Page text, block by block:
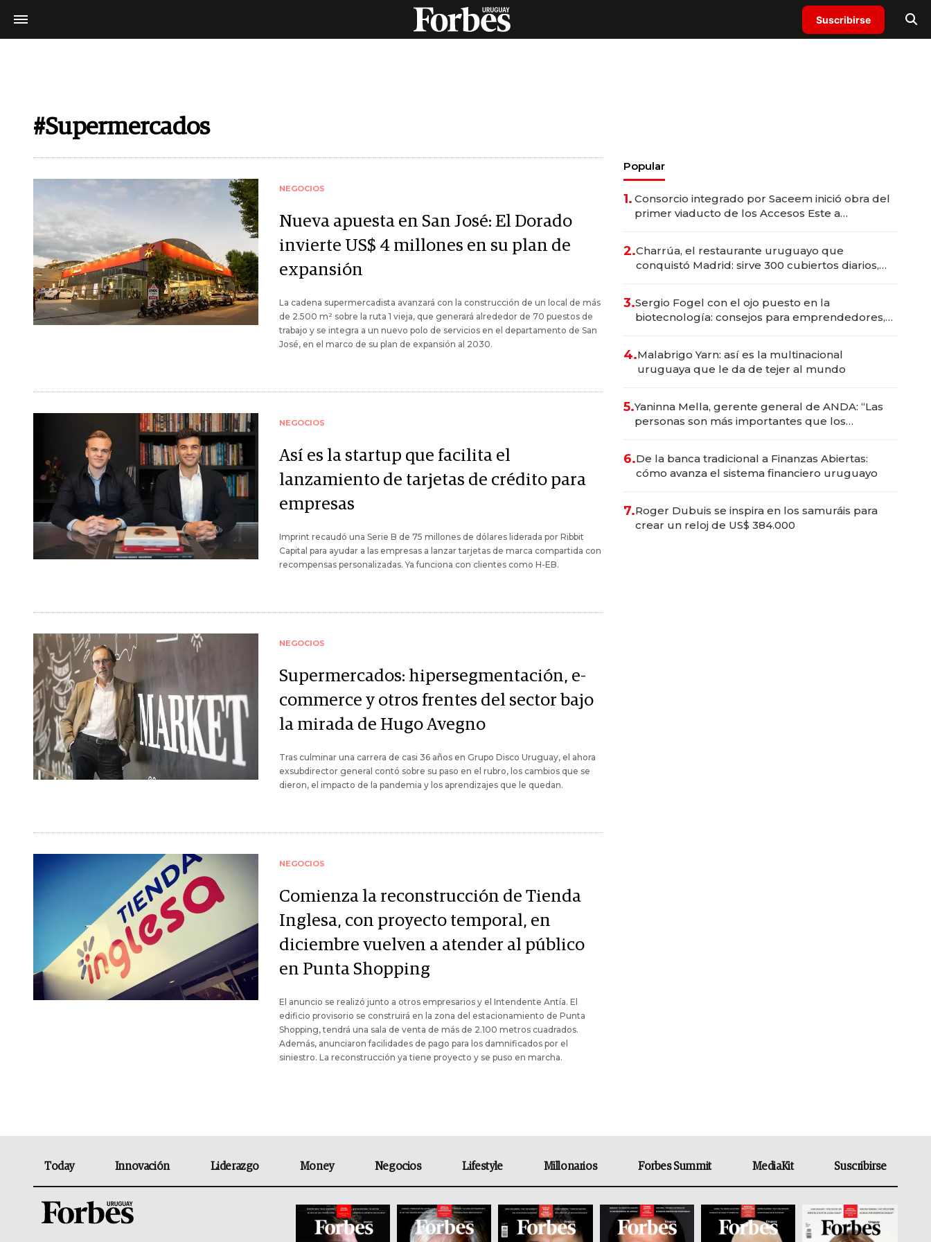
Suscribirse
#Supermercados
NEGOCIOS
Nueva apuesta en San José: El Dorado
invierte US$ 4 millones en su plan de
expansión
La cadena supermercadista avanzará con la construcción de un local de más
de 2.500 m² sobre la ruta 1 vieja, que generará alrededor de 70 puestos de
trabajo y se integra a un nuevo polo de servicios en el departamento de San
José, en el marco de su plan de expansión al 2030.
NEGOCIOS
Así es la startup que facilita el
lanzamiento de tarjetas de crédito para
empresas
Imprint recaudó una Serie B de 75 millones de dólares liderada por Ribbit
Capital para ayudar a las empresas a lanzar tarjetas de marca compartida con
recompensas personalizadas. Ya funciona con clientes como H-EB.
NEGOCIOS
Supermercados: hipersegmentación, e-
commerce y otros frentes del sector bajo
la mirada de Hugo Avegno
Tras culminar una carrera de casi 36 años en Grupo Disco Uruguay, el ahora
exsubdirector general contó sobre su paso en el rubro, los cambios que se
dieron, el impacto de la pandemia y los aprendizajes que le quedan.
NEGOCIOS
Comienza la reconstrucción de Tienda
Inglesa, con proyecto temporal, en
diciembre vuelven a atender al público
en Punta Shopping
El anuncio se realizó junto a otros empresarios y el Intendente Antía. El
edificio provisorio se construirá en la zona del estacionamiento de Punta
Shopping, tendrá una sala de venta de más de 2.100 metros cuadrados.
Además, anunciaron facilidades de pago para los damnificados por el
siniestro. La reconstrucción ya tiene proyecto y se puso en marcha.
Popular
1. Consorcio integrado por Saceem inició obra del
primer viaducto de los Accesos Este a
2.Charrúa, el restaurante uruguayo que
conquistó Madrid: sirve 300 cubiertos diarios,
3.Sergio Fogel con el ojo puesto en la
biotecnología: consejos para emprendedores,
4.Malabrigo Yarn: así es la multinacional
uruguaya que le da de tejer al mundo
5.Yaninna Mella, gerente general de ANDA: “Las
personas son más importantes que los
6.De la banca tradicional a Finanzas Abiertas:
cómo avanza el sistema financiero uruguayo
7.Roger Dubuis se inspira en los samuráis para
crear un reloj de US$ 384.000
Today Innovación Liderazgo Money Negocios Lifestyle Millonarios Forbes Summit MediaKit Suscribirse